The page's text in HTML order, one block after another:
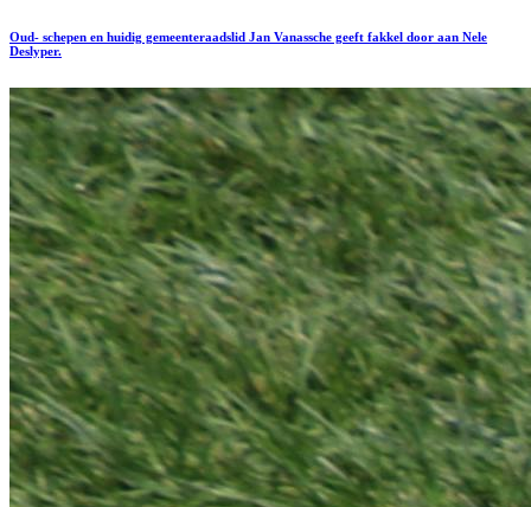
Oud- schepen en huidig gemeenteraadslid Jan Vanassche geeft fakkel door aan Nele
Deslyper.